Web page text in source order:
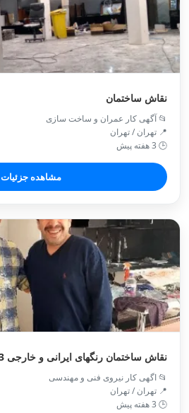
نقاش ساختمان
📂 آگهی کار عمران و ساخت سازی
📍 تهران / تهران
🕒 3 هفته پیش
مشاهده جزئیات
نقاش ساختمان رنگهای ایرانی و خارجی 9127659523
📂 اگهی کار نیروی فنی و مهندسی
📍 تهران / تهران
🕒 3 هفته پیش